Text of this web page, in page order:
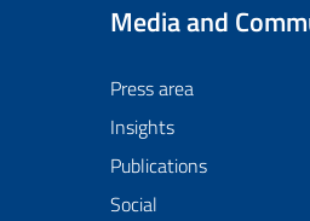
Media and
Press area
Insights
Publications
Social